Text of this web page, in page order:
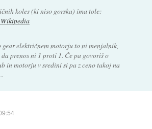
koles (ki niso gorska) ima tole:
gear električnem motorju to ni menjalnik,
prenos ni 1 proti 1. Če pa govoriš o
in motorju v sredini si pa z ceno takoj na